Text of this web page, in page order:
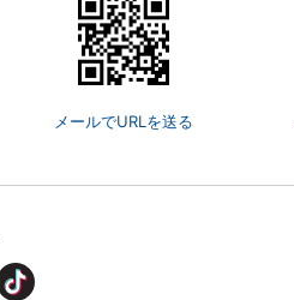
メールでURLを送る